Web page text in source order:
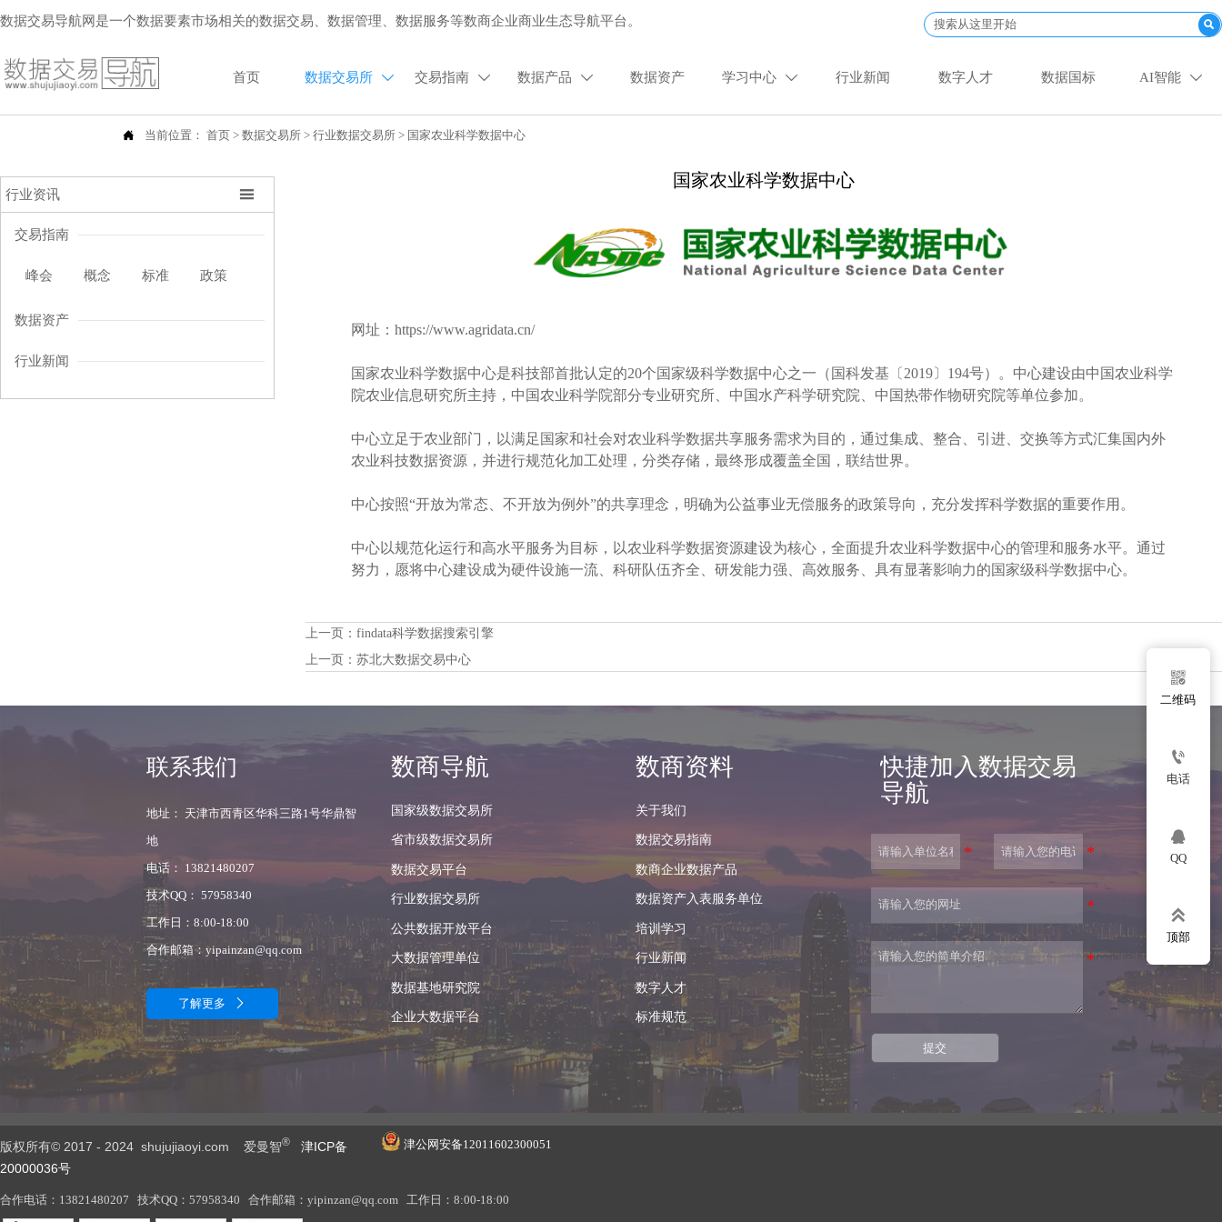
数据交易导航网是一个数据要素市场相关的数据交易、数据管理、数据服务等数商企业商业生态导航平台。 
首页 数据交易所  交易指南  数据产品  数据资产 学习中心  行业新闻 数字人才 数据国标 AI智能 
 当前位置：首页 >数据交易所 >行业数据交易所 > ​国家农业科学数据中心
行业资讯 
交易指南
峰会 概念 标准 政策
数据资产
行业新闻
​国家农业科学数据中心
网址：https://www.agridata.cn/
国家农业科学数据中心是科技部首批认定的20个国家级科学数据中心之一（国科发基〔2019〕194号）。中心建设由中国农业科学
院农业信息研究所主持，中国农业科学院部分专业研究所、中国水产科学研究院、中国热带作物研究院等单位参加。
中心立足于农业部门，以满足国家和社会对农业科学数据共享服务需求为目的，通过集成、整合、引进、交换等方式汇集国内外
农业科技数据资源，并进行规范化加工处理，分类存储，最终形成覆盖全国，联结世界。
中心按照“开放为常态、不开放为例外”的共享理念，明确为公益事业无偿服务的政策导向，充分发挥科学数据的重要作用。
中心以规范化运行和高水平服务为目标，以农业科学数据资源建设为核心，全面提升农业科学数据中心的管理和服务水平。通过
努力，愿将中心建设成为硬件设施一流、科研队伍齐全、研发能力强、高效服务、具有显著影响力的国家级科学数据中心。
上一页： findata科学数据搜索引擎
上一页： 苏北大数据交易中心
联系我们
地址： 天津市西青区华科三路1号华鼎智
地
电话： 13821480207
技术QQ： 57958340
工作日：8:00-18:00
合作邮箱：yipainzan@qq.com
了解更多 
数商导航
国家级数据交易所
省市级数据交易所
数据交易平台
行业数据交易所
公共数据开放平台
大数据管理单位
数据基地研究院
企业大数据平台
数商资料
关于我们
数据交易指南
数商企业数据产品
数据资产入表服务单位
培训学习
行业新闻
数字人才
标准规范
快捷加入数据交易
导航
提交
版权所有© 2017 - 2024 shujujiaoyi.com 爱曼智®
津ICP备
20000036号
津公网安备12011602300051
合作电话：13821480207 技术QQ：57958340 合作邮箱：yipinzan@qq.com 工作日：8:00-18:00

二维码

电话

QQ

顶部